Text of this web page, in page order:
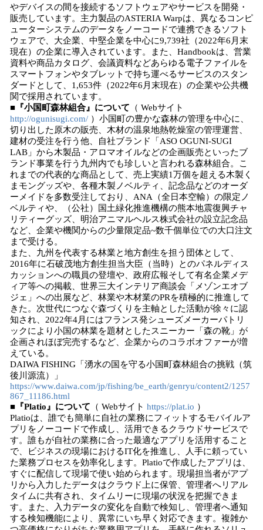
やデバイスの間を接続するソフトウェアやサービスを開発・
販売しています。主力製品のASTERIA Warpは、異なるコンピ
ューターシステムのデータをノーコードで連携できるソフト
ウェアで、大企業、中堅企業を中心に9,739社（2022年6月末
現在）の企業に導入されています。また、Handbookは、営業
資料や商品カタログ、会議資料などあらゆる電子ファイルを
スマートフォンやタブレットで持ち運べるサービスのスタン
ダードとして、1,653件（2022年6月末現在）の企業や公共機
関で採用されています。
■ 『小国町森林組合 』について （ Webサイト
http://ogunisugi.com/ ）小国町の豊かな森林の管理を中心に、
切り出した原木の販売、木材の温泉地熱乾燥室の管理運営、
建材の受注を行う他、自社ブランド「ASO OGUNI-SUGI
LAB」から木製品・アロマオイルなどの企画販売といったブ
ランド事業を行う九州内でも珍しいと言われる森林組合。こ
れまでの代表的な商品として、売上実績1万個を超える木製く
まモングッズや、各種木製ノベルティ、記念品などのオーダ
ーメイドを多数受注しており、ANA（全日本空輸）の限定ノ
ベルティや、（公社）国土緑化推進機構の熊本地震復興チャ
リティーグッズ、明治アニマルヘルス株式会社の設立記念品
など、企業や機関からの少量限定品~数千個単位での大口注文
まで受ける。
また、九州を代表する林業と地方創生を担う団体として、
2016年に石破茂地方創生担当大臣（当時）とのパネルディス
カッションへの職員の登壇や、政府広報そして有名企業メデ
ィア等への掲載、世界三大インテリア商談会「メゾンエオブ
ジェ」への出展など、林業や木材業のPRを積極的に推進して
きた。次世代につなぐ森づくりを主軸とした活動が徐々に認
知され、2022年4月にはフランス発シューズメーカーパトリ
ックにより小国の林業を題材としたスニーカー「森の靴」が
企画されほぼ完売するなど、企業からのコラボオファーが増
えている。
DAIWA FISHING「湧水の国を守る小国町森林組合の挑戦（筑
後川源流）」
https://www.daiwa.com/jp/fishing/be_earth/genryu/content2/1257
867_11186.html
■ 『Platio 』について （ Webサイト https://plat.io ）
Platioは、誰でも簡単に自社の業務にフィットするモバイルア
プリをノーコードで作成し、活用できるクラウドサービスで
す。誰もが自社の業務に合った最適なアプリを活用すること
で、ビジネスの現場におけるIT化を推進し、人手に頼ってい
た業務プロセスを効率化します。Platioで作成したアプリは、
すぐに配信して現場で使い始められます。現場担当者がアプ
リから入力したデータはクラウド上に保管、管理者へリアル
タイムに共有され、タイムリーに現場の状況を把握できま
す。また、入力データの変化を自動で検知し、管理者へ通知
する検知機能により、異常にいち早く対応できます。複雑か